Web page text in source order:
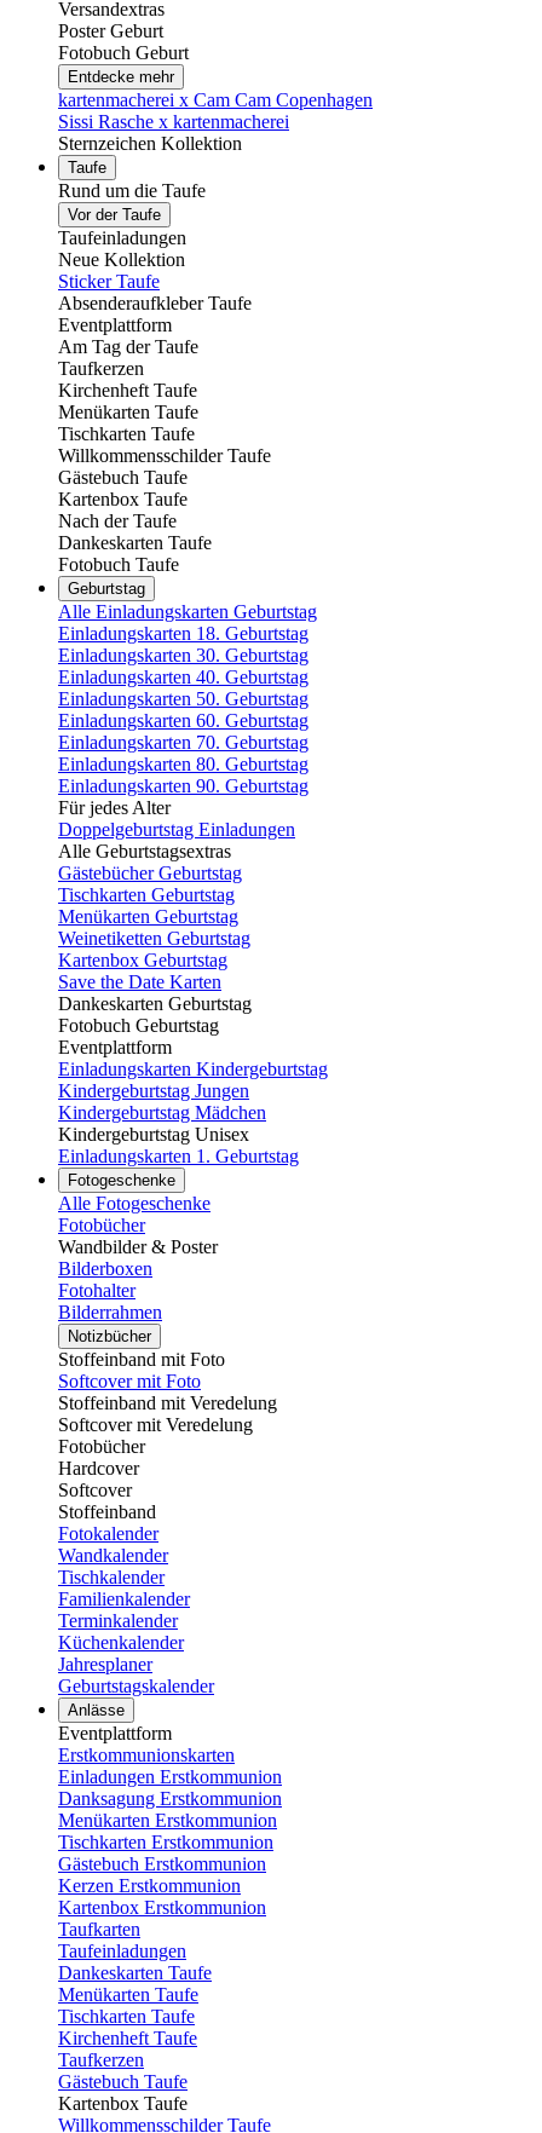
Versandextras
Poster Geburt
Fotobuch Geburt
Entdecke mehr
kartenmacherei x Cam Cam Copenhagen
Sissi Rasche x kartenmacherei
Sternzeichen Kollektion
Taufe
Rund um die Taufe
Vor der Taufe
Taufeinladungen
Neue Kollektion
Sticker Taufe
Absenderaufkleber Taufe
Eventplattform
Am Tag der Taufe
Taufkerzen
Kirchenheft Taufe
Menükarten Taufe
Tischkarten Taufe
Willkommensschilder Taufe
Gästebuch Taufe
Kartenbox Taufe
Nach der Taufe
Dankeskarten Taufe
Fotobuch Taufe
Geburtstag
Alle Einladungskarten Geburtstag
Einladungskarten 18. Geburtstag
Einladungskarten 30. Geburtstag
Einladungskarten 40. Geburtstag
Einladungskarten 50. Geburtstag
Einladungskarten 60. Geburtstag
Einladungskarten 70. Geburtstag
Einladungskarten 80. Geburtstag
Einladungskarten 90. Geburtstag
Für jedes Alter
Doppelgeburtstag Einladungen
Alle Geburtstagsextras
Gästebücher Geburtstag
Tischkarten Geburtstag
Menükarten Geburtstag
Weinetiketten Geburtstag
Kartenbox Geburtstag
Save the Date Karten
Dankeskarten Geburtstag
Fotobuch Geburtstag
Eventplattform
Einladungskarten Kindergeburtstag
Kindergeburtstag Jungen
Kindergeburtstag Mädchen
Kindergeburtstag Unisex
Einladungskarten 1. Geburtstag
Fotogeschenke
Alle Fotogeschenke
Fotobücher
Wandbilder & Poster
Bilderboxen
Fotohalter
Bilderrahmen
Notizbücher
Stoffeinband mit Foto
Softcover mit Foto
Stoffeinband mit Veredelung
Softcover mit Veredelung
Fotobücher
Hardcover
Softcover
Stoffeinband
Fotokalender
Wandkalender
Tischkalender
Familienkalender
Terminkalender
Küchenkalender
Jahresplaner
Geburtstagskalender
Anlässe
Eventplattform
Erstkommunionskarten
Einladungen Erstkommunion
Danksagung Erstkommunion
Menükarten Erstkommunion
Tischkarten Erstkommunion
Gästebuch Erstkommunion
Kerzen Erstkommunion
Kartenbox Erstkommunion
Taufkarten
Taufeinladungen
Dankeskarten Taufe
Menükarten Taufe
Tischkarten Taufe
Kirchenheft Taufe
Taufkerzen
Gästebuch Taufe
Kartenbox Taufe
Willkommensschilder Taufe